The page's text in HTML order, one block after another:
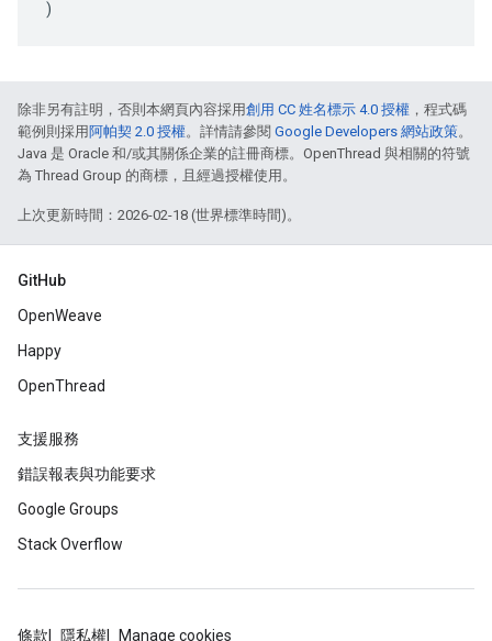
)
除非另有註明，否則本網頁內容採用創用 CC 姓名標示 4.0 授權 ，程式碼
範例則採用 阿帕契 2.0 授權。詳情請參閱 Google Developers 網站政策。
Java 是 Oracle 和/或其關係企業的註冊商標。OpenThread 與相關的符號
為 Thread Group 的商標，且經過授權使用。
上次更新時間：2026-02-18 (世界標準時間)。
GitHub
OpenWeave
Happy
OpenThread
支援服務
錯誤報表與功能要求
Google Groups
Stack Overflow
條款 隱私權 Manage cookies